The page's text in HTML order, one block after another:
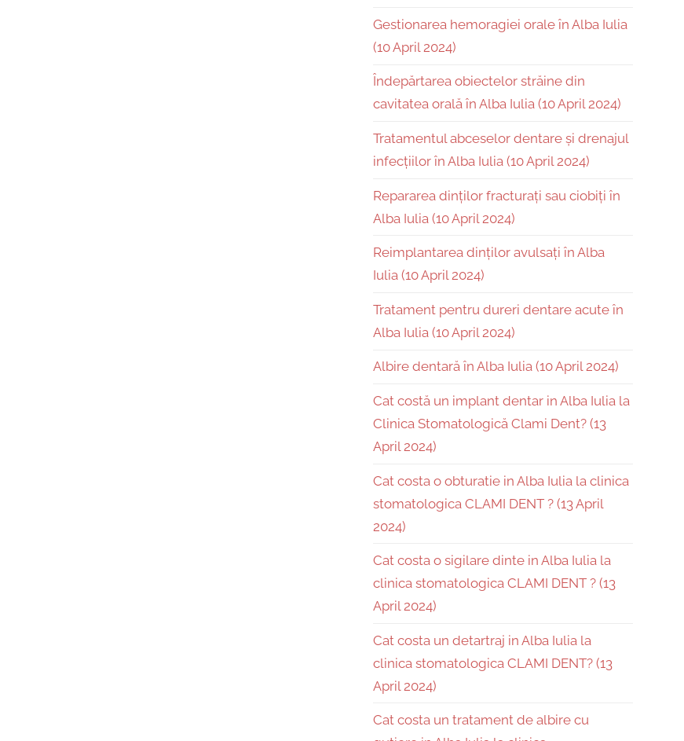
Gestionarea hemoragiei orale în Alba Iulia
(10 April 2024)
Îndepărtarea obiectelor străine din
cavitatea orală în Alba Iulia (10 April 2024)
Tratamentul abceselor dentare și drenajul
infecțiilor în Alba Iulia (10 April 2024)
Repararea dinților fracturați sau ciobiți în
Alba Iulia (10 April 2024)
Reimplantarea dinților avulsați în Alba
Iulia (10 April 2024)
Tratament pentru dureri dentare acute în
Alba Iulia (10 April 2024)
Albire dentară în Alba Iulia (10 April 2024)
Cat costă un implant dentar in Alba Iulia la
Clinica Stomatologică Clami Dent? (13
April 2024)
Cat costa o obturatie in Alba Iulia la clinica
stomatologica CLAMI DENT ? (13 April
2024)
Cat costa o sigilare dinte in Alba Iulia la
clinica stomatologica CLAMI DENT ? (13
April 2024)
Cat costa un detartraj in Alba Iulia la
clinica stomatologica CLAMI DENT? (13
April 2024)
Cat costa un tratament de albire cu